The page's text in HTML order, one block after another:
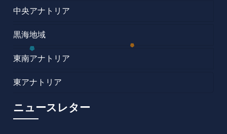
中央アナトリア
黒海地域
東南アナトリア
東アナトリア
ニュースレター